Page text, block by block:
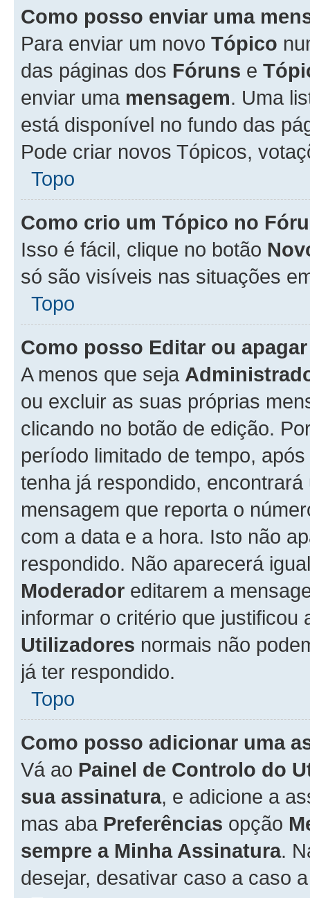
Como posso enviar uma
Para enviar um novo Tópico
das páginas dos Fóruns e
enviar uma mensagem. Uma
está disponível no fundo das
Pode criar novos Tópicos,
Topo
Como crio um Tópico no
Isso é fácil, clique no botão
só são visíveis nas situações
Topo
Como posso Editar ou
A menos que seja
ou excluir as suas próprias
clicando no botão de edição.
período limitado de tempo,
tenha já respondido,
mensagem que reporta o
com a data e a hora. Isto não
respondido. Não aparecerá
Moderador editarem a
informar o critério que
Utilizadores normais não
já ter respondido.
Topo
Como posso adicionar uma
Vá ao Painel de Controlo do
sua assinatura, e adicione a
mas aba Preferências opção
sempre a Minha Assinatura.
desejar, desativar caso a caso